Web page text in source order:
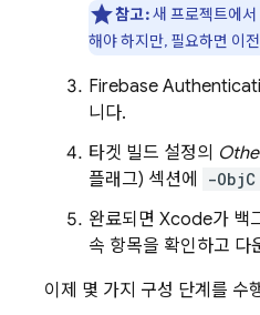
참고:새 프로젝트에서
해야 하지만, 필요하면 이
Firebase
니다.
타겟 빌드 설정의
플래그) 섹션에
-ObjC
완료되면 Xcode가 백
속 항목을 확인하고 다
이제 몇 가지 구성 단계를 수